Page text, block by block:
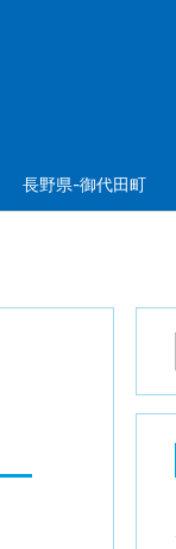
長野県-御代田町